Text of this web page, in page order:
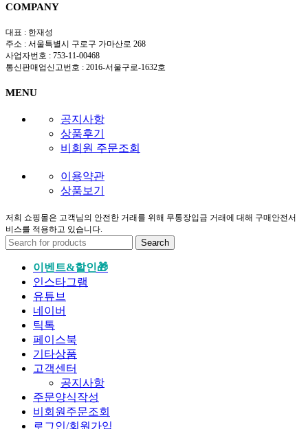
COMPANY
대표 : 한재성
주소 : 서울특별시 구로구 가마산로 268
사업자번호 : 753-11-00468
통신판매업신고번호 : 2016-서울구로-1632호
MENU
공지사항
상품후기
비회원 주문조회
이용약관
상품보기
저희 쇼핑몰은 고객님의 안전한 거래를 위해 무통장입금 거래에 대해 구매안전서
비스를 적용하고 있습니다.
Search
이벤트&할인🎁
인스타그램
유튜브
네이버
틱톡
페이스북
기타상품
고객센터
공지사항
주문양식작성
비회원주문조회
로그인/회원가입